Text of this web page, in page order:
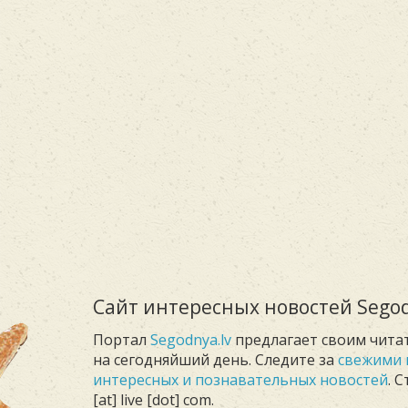
Сайт интересных новостей
Портал Segodnya.lv предлагает своим
на сегодняйший день. Следите за свежими
интересных и познавательных новостей.
[at] live [dot] com.